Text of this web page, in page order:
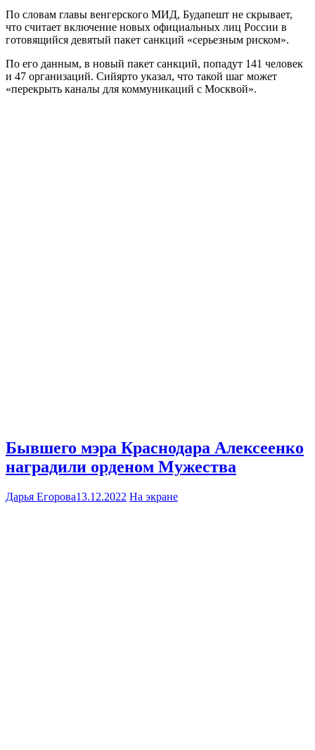
По словам главы венгерского МИД, Будапешт не скрывает,
что считает включение новых официальных лиц России в
готовящийся девятый пакет санкций «серьезным риском».
По его данным, в новый пакет санкций, попадут 141 человек
и 47 организаций. Сийярто указал, что такой шаг может
«перекрыть каналы для коммуникаций с Москвой».
Бывшего мэра Краснодара Алексеенко
наградили орденом Мужества
Дарья Егорова13.12.2022 На экране